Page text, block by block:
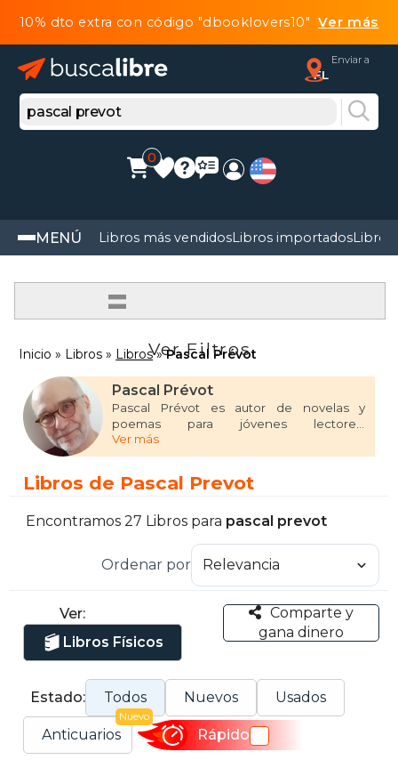
10% dto extra con código "dbooklovers10"Ver más
Enviar a
FL
0
MENÚ Libros más vendidosLibros importadosLibros
=
Ver Filtros
Inicio Libros Libros Pascal Prévot
Pascal Prévot
Pascal Prévot es autor de novelas y
poemas para jóvenes lectores.
Galardonado con el Gulli Novel en 2016,
publica en editoriales como Bayard, Milan
Ver más
Libros de Pascal Prevot
Encontramos 27 Libros para pascal prevot
Ordenar por
Ver:
Libros Físicos
Comparte y
gana dinero
Estado: Todos Nuevos Usados
Anticuarios
Nuevo
Rápido